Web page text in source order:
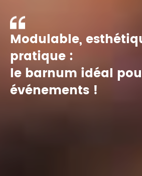
Modulable,
pratique :
le barnum idéal
événements !